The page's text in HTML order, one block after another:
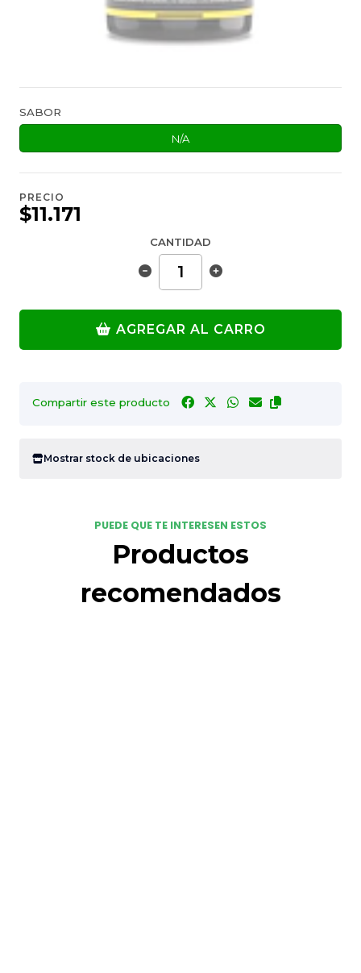
SABOR
N/A
PRECIO
$11.171
CANTIDAD
AGREGAR AL CARRO
Compartir este producto
Mostrar stock de ubicaciones
PUEDE QUE TE INTERESEN ESTOS
Productos
recomendados